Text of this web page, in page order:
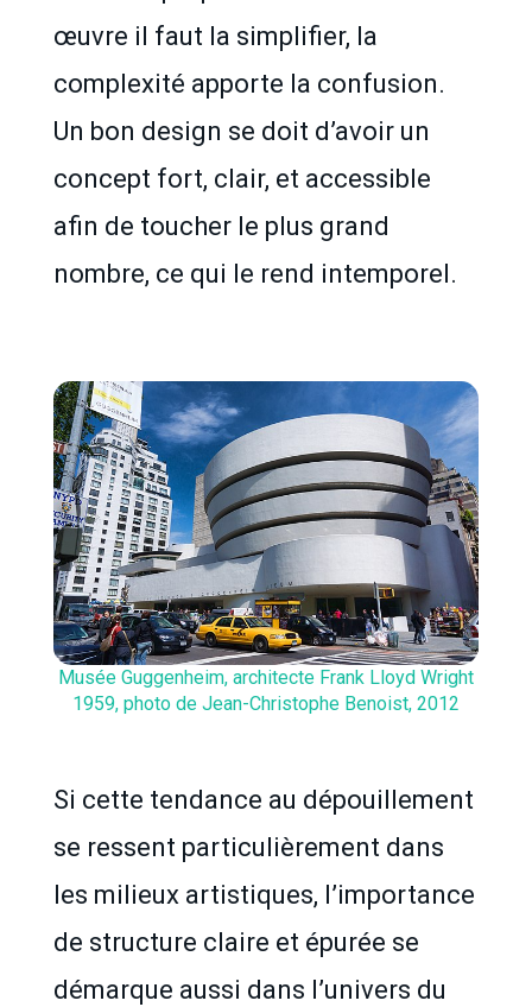
œuvre il faut la simplifier, la
complexité apporte la confusion.
Un bon design se doit d’avoir un
concept fort, clair, et accessible
afin de toucher le plus grand
nombre, ce qui le rend intemporel.
Musée Guggenheim, architecte Frank Lloyd Wright
1959, photo de Jean-Christophe Benoist, 2012
Si cette tendance au dépouillement
se ressent particulièrement dans
les milieux artistiques, l’importance
de structure claire et épurée se
démarque aussi dans l’univers du